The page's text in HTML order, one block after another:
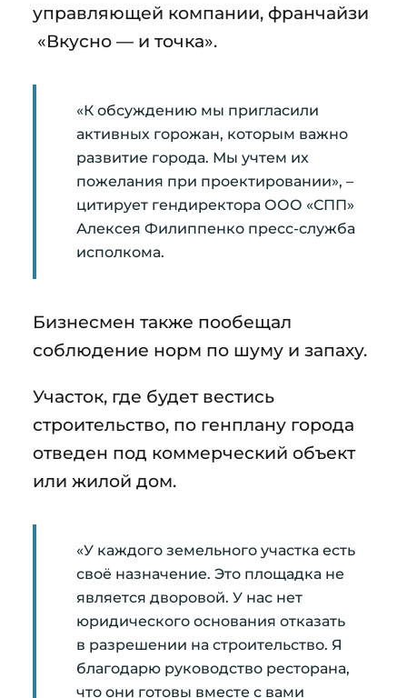
управляющей компании, франчайзи
«Вкусно — и точка».
«К обсуждению мы пригласили
активных горожан, которым важно
развитие города. Мы учтем их
пожелания при проектировании», –
цитирует гендиректора ООО «СПП»
Алексея Филиппенко пресс-служба
исполкома.
Бизнесмен также пообещал
соблюдение норм по шуму и запаху.
Участок, где будет вестись
строительство, по генплану города
отведен под коммерческий объект
или жилой дом.
«У каждого земельного участка есть
своё назначение. Это площадка не
является дворовой. У нас нет
юридического основания отказать
в разрешении на строительство. Я
благодарю руководство ресторана,
что они готовы вместе с вами